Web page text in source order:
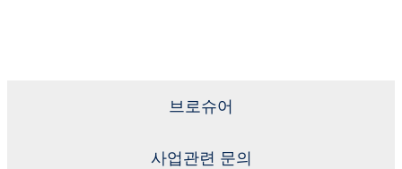
브로슈어
사업관련 문의